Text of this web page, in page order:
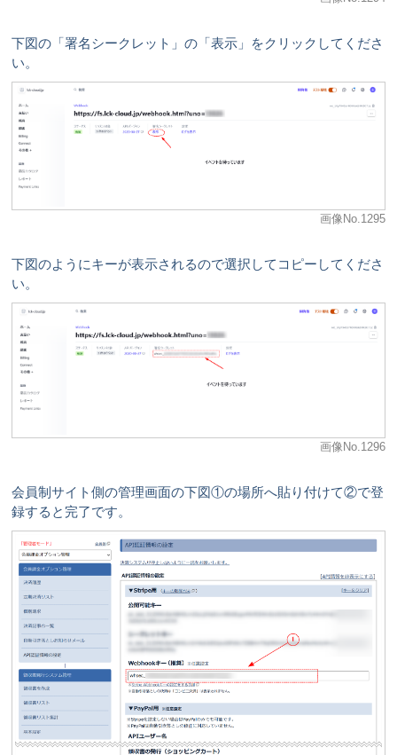
下図の「署名シークレット」の「表示」をクリックしてくださ
い。
画像No.1295
下図のようにキーが表示されるので選択してコピーしてくださ
い。
画像No.1296
会員制サイト側の管理画面の下図①の場所へ貼り付けて②で登
録すると完了です。